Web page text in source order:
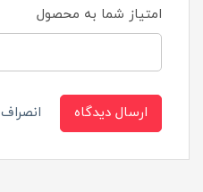
امتیاز شما به محصول
ارسال دیدگاه انصراف